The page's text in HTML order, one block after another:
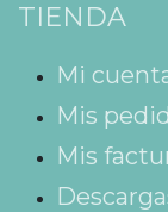
TIENDA
Mi
Mis
Mis